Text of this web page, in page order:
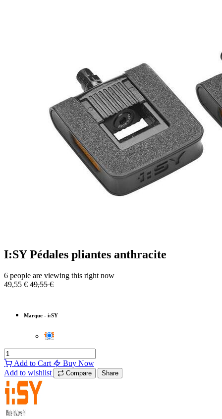
I:SY Pédales pliantes anthracite
6 people are viewing this right now
49,55 € 49,55€
Marque - i:SY
Add to Cart
Buy Now
Add to wishlist
Compare Share